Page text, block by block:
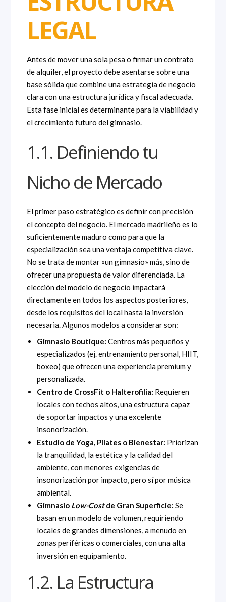
LEGAL
Antes de mover una sola pesa o firmar un contrato
de alquiler, el proyecto debe asentarse sobre una
base sólida que combine una estrategia de negocio
clara con una estructura jurídica y fiscal adecuada.
Esta fase inicial es determinante para la viabilidad y
el crecimiento futuro del gimnasio.
1.1. Definiendo tu
Nicho de Mercado
El primer paso estratégico es definir con precisión
el concepto del negocio. El mercado madrileño es lo
suficientemente maduro como para que la
especialización sea una ventaja competitiva clave.
No se trata de montar «un gimnasio» más, sino de
ofrecer una propuesta de valor diferenciada. La
elección del modelo de negocio impactará
directamente en todos los aspectos posteriores,
desde los requisitos del local hasta la inversión
necesaria. Algunos modelos a considerar son:
Gimnasio Boutique: Centros más pequeños y
especializados (ej. entrenamiento personal, HIIT,
boxeo) que ofrecen una experiencia premium y
personalizada.
Centro de CrossFit o Halterofilia: Requieren
locales con techos altos, una estructura capaz
de soportar impactos y una excelente
insonorización.
Estudio de Yoga, Pilates o Bienestar: Priorizan
la tranquilidad, la estética y la calidad del
ambiente, con menores exigencias de
insonorización por impacto, pero sí por música
ambiental.
Gimnasio Low-Costde Gran Superficie: Se
basan en un modelo de volumen, requiriendo
locales de grandes dimensiones, a menudo en
zonas periféricas o comerciales, con una alta
inversión en equipamiento.
1.2. La Estructura